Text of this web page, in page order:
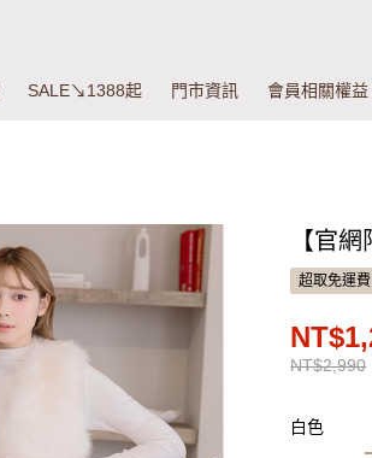
SALE↘1388起 門市資訊 會員相關權益
【官
超取免運費
NT$2,990
白色